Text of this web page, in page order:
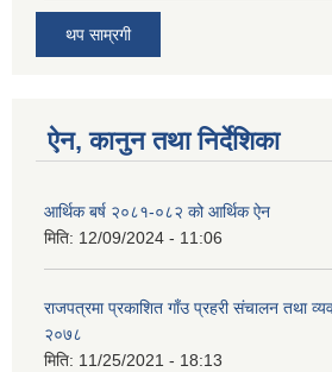
थप साम्रगी
ऐन, कानुन तथा निर्देशिका
आर्थिक बर्ष २०८१-०८२ को आर्थिक ऐन
मिति: 12/09/2024 - 11:06
राजपत्रमा प्रकाशित गाँउ प्रहरी संचालन तथा
२०७८
मिति: 11/25/2021 - 18:13